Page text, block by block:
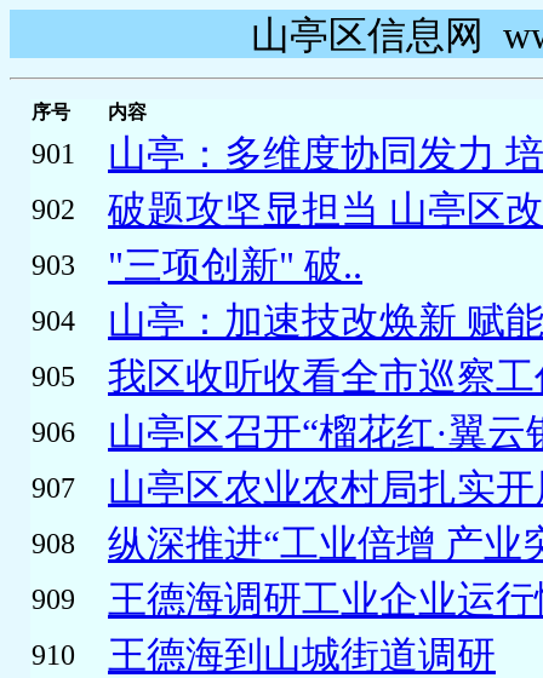
山亭区信息网
序号 内容
901 山亭：多维度协同发力
902 破题攻坚显担当 山亭区
903 "三项创新" 破..
904 山亭：加速技改焕新 赋
905 我区收听收看全市巡察
906 山亭区召开“榴花红·翼云
907 山亭区农业农村局扎实开
908 纵深推进“工业倍增 产业
909 王德海调研工业企业运
910 王德海到山城街道调研